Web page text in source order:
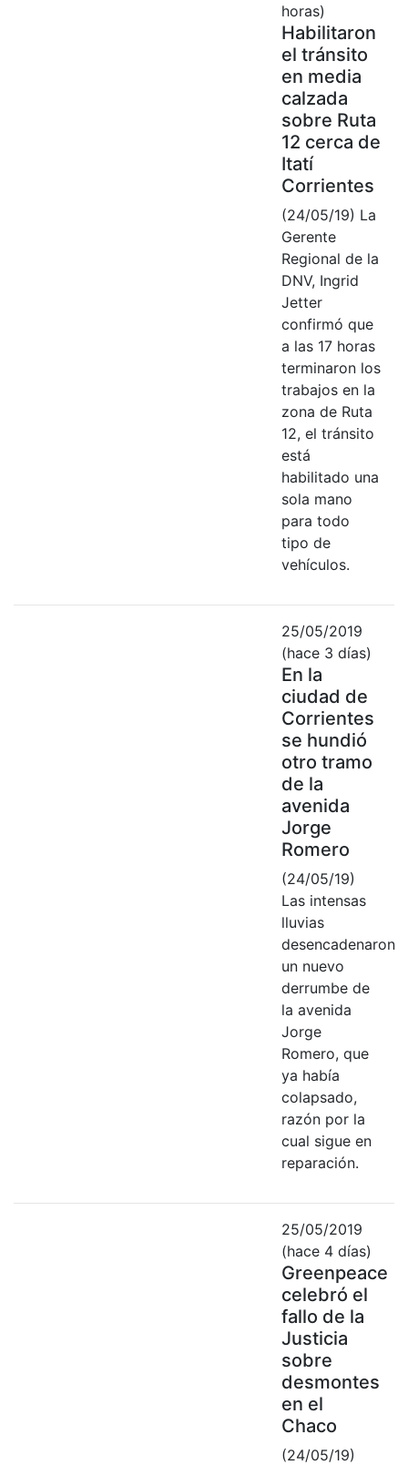
horas)
Habilitaron
el tránsito
en media
calzada
sobre Ruta
12 cerca de
Itatí
Corrientes
(24/05/19) La
Gerente
Regional de la
DNV, Ingrid
Jetter
confirmó que
a las 17 horas
terminaron los
trabajos en la
zona de Ruta
12, el tránsito
está
habilitado una
sola mano
para todo
tipo de
vehículos.
25/05/2019
(hace 3 días)
En la
ciudad de
Corrientes
se hundió
otro tramo
de la
avenida
Jorge
Romero
(24/05/19)
Las intensas
lluvias
desencadenaron
un nuevo
derrumbe de
la avenida
Jorge
Romero, que
ya había
colapsado,
razón por la
cual sigue en
reparación.
25/05/2019
(hace 4 días)
Greenpeace
celebró el
fallo de la
Justicia
sobre
desmontes
en el
Chaco
(24/05/19)